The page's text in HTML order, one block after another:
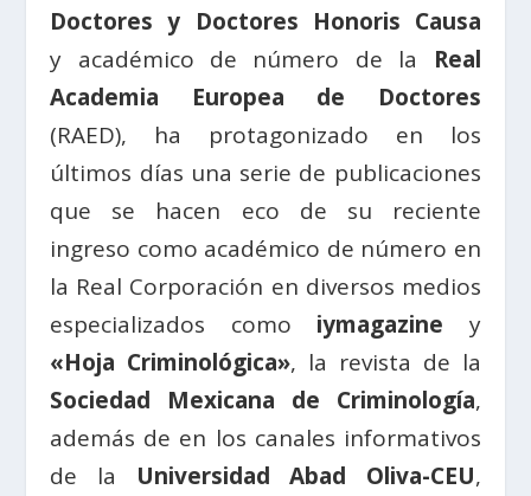
Doctores y Doctores Honoris Causa
y académico de número de la Real
Academia Europea de Doctores
(RAED), ha protagonizado en los
últimos días una serie de publicaciones
que se hacen eco de su reciente
ingreso como académico de número en
la Real Corporación en diversos medios
especializados como iymagazine y
«Hoja Criminológica», la revista de la
Sociedad Mexicana de Criminología,
además de en los canales informativos
de la Universidad Abad Oliva-CEU,